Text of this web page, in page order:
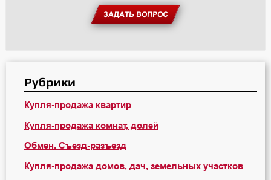
ЗАДАТЬ ВОПРОС
Рубрики
Купля-продажа квартир
Купля-продажа комнат, долей
Обмен. Съезд-разъезд
Купля-продажа домов, дач, земельных участков